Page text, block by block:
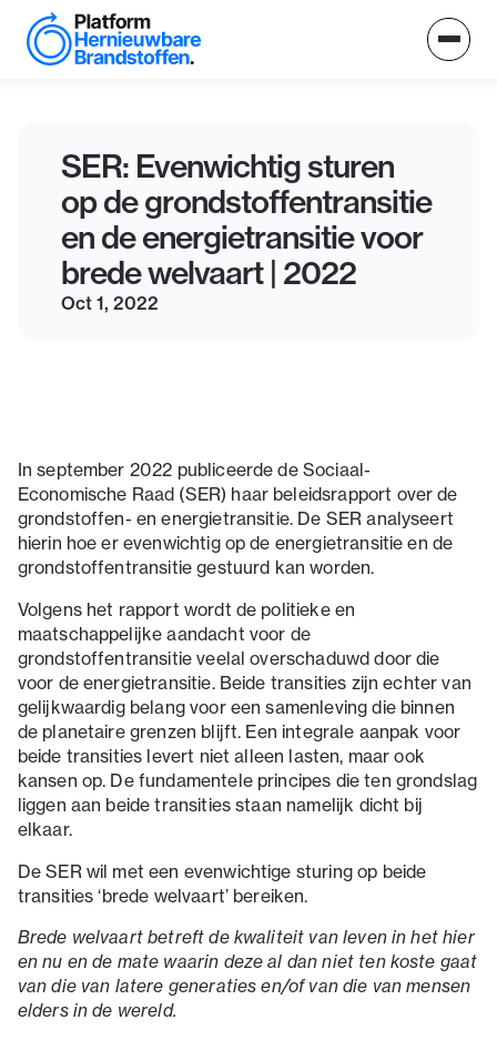
SER: Evenwichtig sturen
op de grondstoffentransitie
en de energietransitie voor
brede welvaart | 2022
Oct 1, 2022
In september 2022 publiceerde de Sociaal-
Economische Raad (SER) haar beleidsrapport over de
grondstoffen- en energietransitie. De SER analyseert
hierin hoe er evenwichtig op de energietransitie en de
grondstoffentransitie gestuurd kan worden.
Volgens het rapport wordt de politieke en
maatschappelijke aandacht voor de
grondstoffentransitie veelal overschaduwd door die
voor de energietransitie. Beide transities zijn echter van
gelijkwaardig belang voor een samenleving die binnen
de planetaire grenzen blijft. Een integrale aanpak voor
beide transities levert niet alleen lasten, maar ook
kansen op. De fundamentele principes die ten grondslag
liggen aan beide transities staan namelijk dicht bij
elkaar.
De SER wil met een evenwichtige sturing op beide
transities ‘brede welvaart’ bereiken.
Brede welvaart betreft de kwaliteit van leven in het hier
en nu en de mate waarin deze al dan niet ten koste gaat
van die van latere generaties en/of van die van mensen
elders in de wereld.